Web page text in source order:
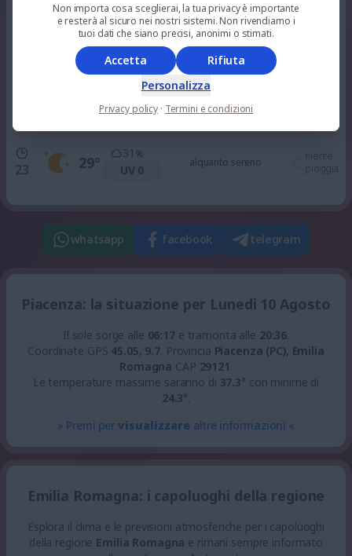
37°
100%
UV 3
° %
UV 0
alquanto sereno
23 29°
31 %
UV 0
alquanto sereno
niente
pioggia
whatsapp facebook telegram
Piacenza: la situazione per Lunedì 10 Agosto
Il sole sorge alle 06:17e tramonta alle 20:36.
Coordinate GPS 45.05, 9.7. Provincia Piacenza (PC), Emilia
Romagna CAP 29121.
Le temperature massime saranno di 37.3° con minime di
24.3°.
» Premi pervisualizzare altre informazioni «
Emilia Romagna: i capoluoghi della regione
Esplora il clima e le previsioni atmosferiche per i capoluoghi
della regione Emilia Romagna e rimani sempre informato
Non importa cosa sceglierai, la tua privacy è importante
e resterà al sicuro nei nostri sistemi. Non rivendiamo i
tuoi dati che siano precisi, anonimi o stimati.
Accetta
Rifiuta
Personalizza
Privacy policy · Termini e condizioni